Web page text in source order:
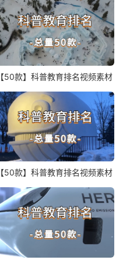
【50款】科普教育排名视频素材
【50款】科普教育排名视频素材